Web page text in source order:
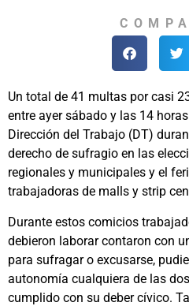
Un total de 41 multas por casi
entre ayer sábado y las 14
Dirección del Trabajo (DT)
derecho de sufragio en las
regionales y municipales y el
trabajadoras de malls y strip
Durante estos comicios
debieron laborar contaron con
para sufragar o excusarse,
autonomía cualquiera de las
cumplido con su deber cívico.